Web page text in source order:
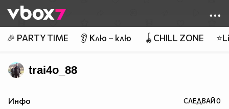
👾
🎉 PARTY TIME 👂 Клю – клю 🪀CHILL ZONE
trai4o_88
Инфо СЛЕДВАЙ0